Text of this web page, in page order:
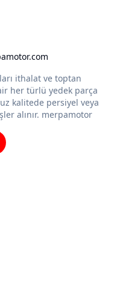
ithalat ve toptan
her türlü yedek parça
kalitede persiyel veya
alınır. merpamotor